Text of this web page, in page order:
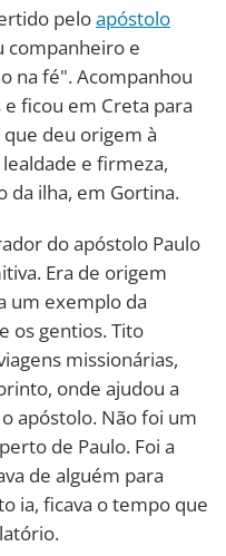
peloapóstolo
companheiro e
na fé". Acompanhou
ficou em Creta para
deu origem à
e firmeza,
da ilha, em Gortina.
do apóstolo Paulo
Era de origem
um exemplo da
os gentios. Tito
missionárias,
onde ajudou a
apóstolo. Não foi um
de Paulo. Foi a
de alguém para
ia, ficava o tempo que